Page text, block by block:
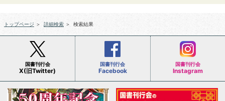
トップページ ＞ 詳細検索 ＞ 検索結果
国書刊行会
X(旧Twitter)
国書刊行会
Facebook
国書刊行会
Instagram